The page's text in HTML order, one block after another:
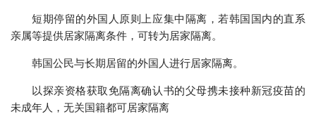
短期停留的外国人原则上应集中隔离，若韩国国内的直系
亲属等提供居家隔离条件，可转为居家隔离。
韩国公民与长期居留的外国人进行居家隔离。
以探亲资格获取免隔离确认书的父母携未接种新冠疫苗的
未成年人，无关国籍都可居家隔离